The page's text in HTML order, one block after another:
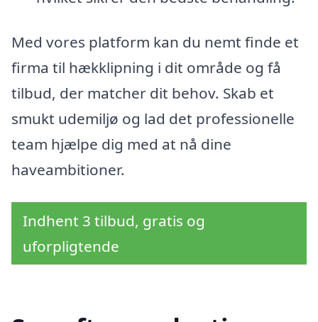
Med vores platform kan du nemt finde et
firma til hækklipning i dit område og få
tilbud, der matcher dit behov. Skab et
smukt udemiljø og lad det professionelle
team hjælpe dig med at nå dine
haveambitioner.
Indhent 3 tilbud, gratis og
uforpligtende